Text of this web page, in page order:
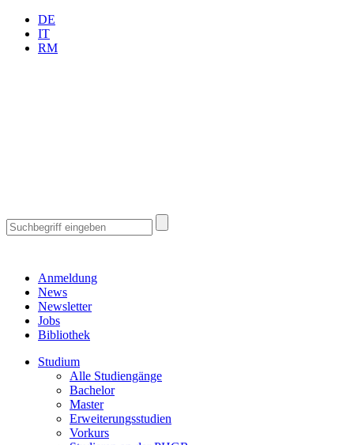
DE
IT
RM
Anmeldung
News
Newsletter
Jobs
Bibliothek
Studium
Alle Studiengänge
Bachelor
Master
Erweiterungsstudien
Vorkurs